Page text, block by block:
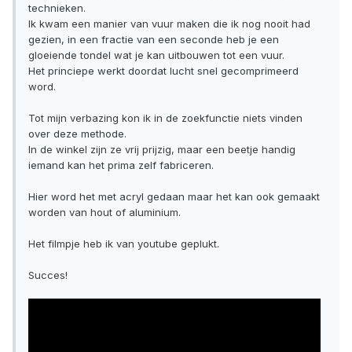
technieken.
Ik kwam een manier van vuur maken die ik nog nooit had
gezien, in een fractie van een seconde heb je een
gloeiende tondel wat je kan uitbouwen tot een vuur.
Het princiepe werkt doordat lucht snel gecomprimeerd
word.
Tot mijn verbazing kon ik in de zoekfunctie niets vinden
over deze methode.
In de winkel zijn ze vrij prijzig, maar een beetje handig
iemand kan het prima zelf fabriceren.
Hier word het met acryl gedaan maar het kan ook gemaakt
worden van hout of aluminium.
Het filmpje heb ik van youtube geplukt.
Succes!